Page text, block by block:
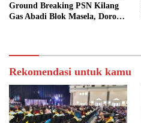
Ground Breaking PSN Kilang
Gas Abadi Blok Masela, Dorong
Rekomendasi untuk kamu